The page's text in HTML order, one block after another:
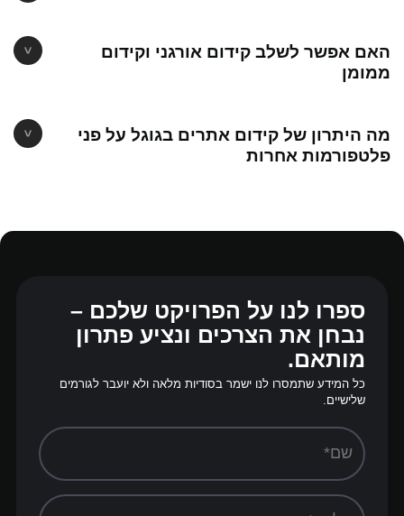
האם אפשר לשלב קידום אורגני וקידום
ממומן
מה היתרון של קידום אתרים בגוגל על פני
פלטפורמות אחרות
ספרו לנו על הפרויקט שלכם –
נבחן את הצרכים ונציע פתרון
מותאם.
כל המידע שתמסרו לנו ישמר בסודיות מלאה ולא יועבר לגורמים
שלישיים.